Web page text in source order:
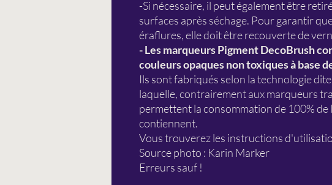
-Si nécessaire, il peut également être
surfaces après séchage. Pour garantir
éraflures, elle doit être recouverte de
- Les marqueurs Pigment DecoBrush
couleurs opaques non toxiques à base
Ils sont fabriqués selon la technologie
laquelle, contrairement aux marqueurs
permettent la consommation de 100% de
contiennent.
Vous trouverez les instructions
Source photo : Karin Marker
Erreurs sauf !